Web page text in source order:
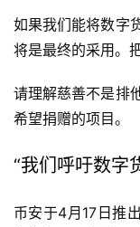
如果我们能将数字
将是最终的采用。
请理解慈善不是排
希望捐赠的项目。
“我们呼吁数字
币安于4月17日推